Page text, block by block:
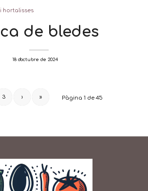
hortalisses
de bledes
18 d'octubre de 2024
Pàgina 1 de 45
3 › »